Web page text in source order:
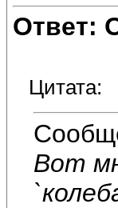
Ответ:
Цитата:
Вот